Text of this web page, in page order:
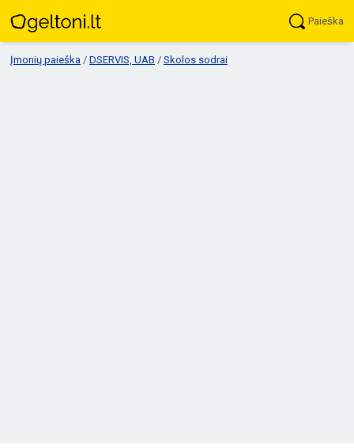
Paieška
Įmonių paieška / DSERVIS, UAB / Skolos sodrai